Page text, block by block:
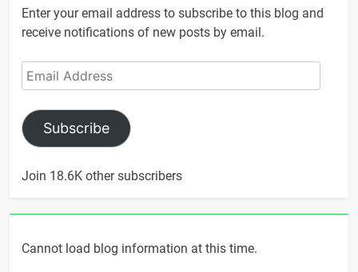
Enter your email address to subscribe to this blog and
receive notifications of new posts by email.
Email
Address
Subscribe
Join 18.6K other subscribers
Cannot load blog information at this time.